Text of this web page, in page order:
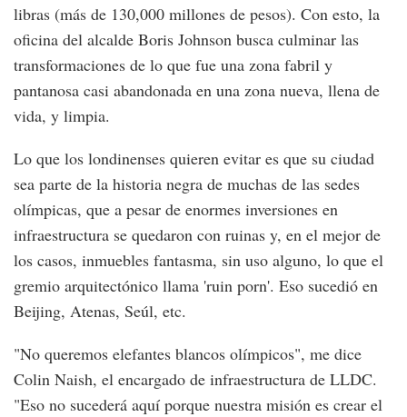
libras (más de 130,000 millones de pesos). Con esto, la
oficina del alcalde Boris Johnson busca culminar las
transformaciones de lo que fue una zona fabril y
pantanosa casi abandonada en una zona nueva, llena de
vida, y limpia.
Lo que los londinenses quieren evitar es que su ciudad
sea parte de la historia negra de muchas de las sedes
olímpicas, que a pesar de enormes inversiones en
infraestructura se quedaron con ruinas y, en el mejor de
los casos, inmuebles fantasma, sin uso alguno, lo que el
gremio arquitectónico llama 'ruin porn'. Eso sucedió en
Beijing, Atenas, Seúl, etc.
"No queremos elefantes blancos olímpicos", me dice
Colin Naish, el encargado de infraestructura de LLDC.
"Eso no sucederá aquí porque nuestra misión es crear el